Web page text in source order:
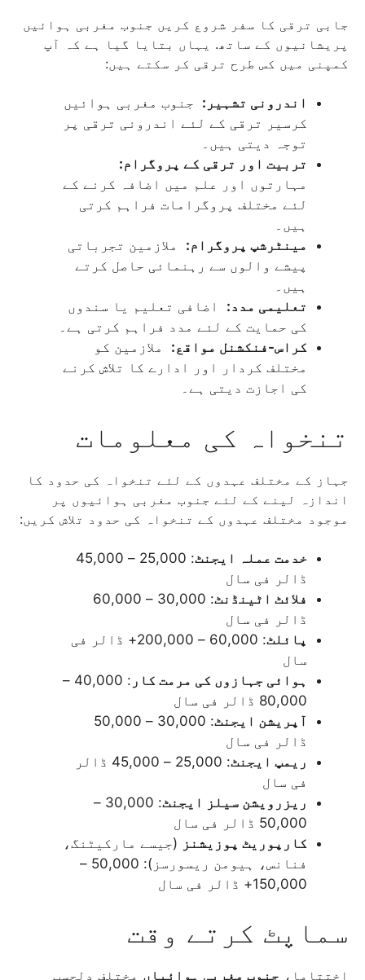
جابی ترقی کا سفر شروع کریں جنوب مغربی ہوائیں
پریشانیوں کے ساتھ. یہاں بتایا گیا ہے کہ آپ
کمپنی میں کس طرح ترقی کر سکتے ہیں:
اندرونی تشہیر: جنوب مغربی ہوائیں
کرسیر ترقی کے لئے اندرونی ترقی پر
توجہ دیتی ہیں۔
تربیت اور ترقی کے پروگرام:
مہارتوں اور علم میں اضافہ کرنے کے
لئے مختلف پروگرامات فراہم کرتی
ہیں۔
مینٹرشپ پروگرام: ملازمین تجرباتی
پیشے والوں سے رہنمائی حاصل کرتے
ہیں۔
تعلیمی مدد: اضافی تعلیم یا سندوں
کی حمایت کے لئے مدد فراہم کرتی ہے۔
کراس-فنکشنل مواقع: ملازمین کو
مختلف کردار اور ادارے کا تلاش کرنے
کی اجازت دیتی ہے۔
تنخواہ کی معلومات
جہاز کے مختلف عہدوں کے لئے تنخواہ کی حدود کا
اندازہ لینے کے لئے جنوب مغربی ہوائیوں پر
موجود مختلف عہدوں کے تنخواہ کی حدود تلاش کریں:
خدمت عملہ ایجنٹ
: 25,000 – 45,000
ڈالر فی سال
فلائٹ اٹینڈنٹ
: 30,000 – 60,000
ڈالر فی سال
پائلٹ
: 60,000 – 200,000+ ڈالر فی
سال
ہوائی جہازوں کی مرمت کار
: 40,000 –
80,000 ڈالر فی سال
آپریشن ایجنٹ
: 30,000 – 50,000
ڈالر فی سال
ریمپ ایجنٹ
: 25,000 – 45,000 ڈالر
فی سال
ریزرویشن سیلز ایجنٹ
: 30,000 –
50,000 ڈالر فی سال
کارپوریٹ پوزیشنز (جیسے مارکیٹنگ،
فنانس، ہیومن ریسورسز): 50,000 –
150,000+ ڈالر فی سال
سماپٹ کرتے وقت
اختتاما، جنوب مغربی ہوائیاں مختلف دلچسپ